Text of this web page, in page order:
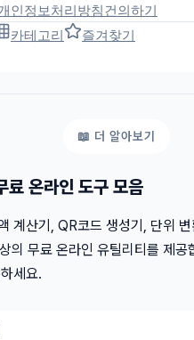
인정보처리방침건의하기
카테고리 즐겨찾기
료 온라인 도구 모음
계산기, QR코드 생성기, 단위
의 무료 온라인 유틸리티를 제공
세요.